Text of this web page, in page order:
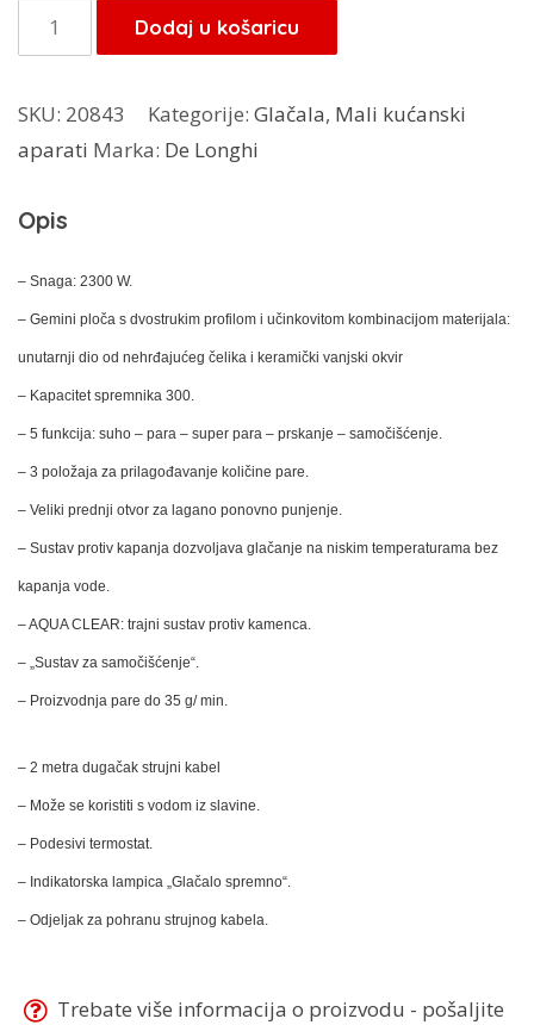
DeLonghi
glačalo
23AT
količina
Dodaj u košaricu
SKU: 20843 Kategorije: Glačala, Mali kućanski
aparati Marka: De Longhi
Opis
– Snaga: 2300 W.
– Gemini ploča s dvostrukim profilom i učinkovitom kombinacijom materijala:
unutarnji dio od nehrđajućeg čelika i keramički vanjski okvir
– Kapacitet spremnika 300.
– 5 funkcija: suho – para – super para – prskanje – samočišćenje.
– 3 položaja za prilagođavanje količine pare.
– Veliki prednji otvor za lagano ponovno punjenje.
– Sustav protiv kapanja dozvoljava glačanje na niskim temperaturama bez
kapanja vode.
– AQUA CLEAR: trajni sustav protiv kamenca.
– „Sustav za samočišćenje“.
– Proizvodnja pare do 35 g/ min.
– 2 metra dugačak strujni kabel
– Može se koristiti s vodom iz slavine.
– Podesivi termostat.
– Indikatorska lampica „Glačalo spremno“.
– Odjeljak za pohranu strujnog kabela.
Trebate više informacija o proizvodu - pošaljite